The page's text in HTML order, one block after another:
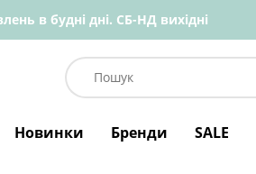
в будні дні. СБ-НД вихідні
Новинки Бренди SALE